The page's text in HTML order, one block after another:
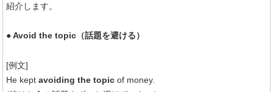
紹介します。
● Avoid the topic（話題を避ける）
[例文]
He keptavoiding the topic of money.